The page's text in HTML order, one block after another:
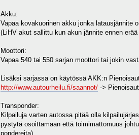
Akku:
Vapaa kovakuorinen akku jonka latausjännite
(LiHV akut sallittu kun akun jännite ennen
Moottori:
Vapaa 540 tai 550 sarjan moottori tai jokin
Lisäksi sarjassa on käytössä AKK:n
http://www.autourheilu.fi/saannot/ ->
Transponder:
Kilpailuja varten autossa pitää olla
pystytä osoittamaan että toimimattomuus
pondereita).